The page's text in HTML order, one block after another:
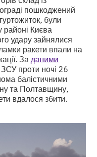
пошкоджений
були
Києва
удару зайнялися
ракети впали на
За даними
проти ночі 26
балістичними
та Полтавщину,
вдалося збити.